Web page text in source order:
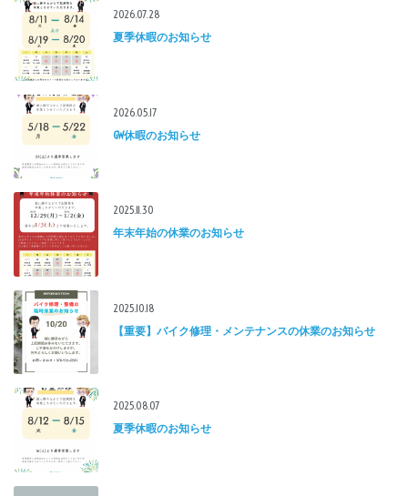
2026.07.28
夏季休暇のお知らせ
2026.05.17
GW休暇のお知らせ
2025.11.30
年末年始の休業のお知らせ
2025.10.18
【重要】バイク修理・メンテナンスの休業のお知らせ
2025.08.07
夏季休暇のお知らせ